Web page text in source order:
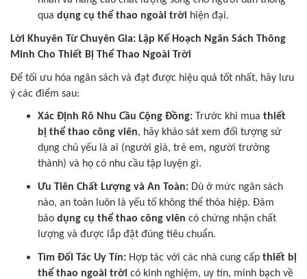
qua dụng cụ thể thao ngoài trời hiện đại.
Lời Khuyên Từ Chuyên Gia: Lập Kế Hoạch Ngân Sách Thông
Minh Cho Thiết Bị Thể Thao Ngoài Trời
Để tối ưu hóa ngân sách và đạt được hiệu quả tốt nhất, hãy lưu
ý các điểm sau:
Xác Định Rõ Nhu Cầu Cộng Đồng: Trước khi mua thiết
bị thể thao công viên, hãy khảo sát xem đối tượng sử
dụng chủ yếu là ai (người già, trẻ em, người trưởng
thành) và họ có nhu cầu tập luyện gì.
Ưu Tiên Chất Lượng và An Toàn: Dù ở mức ngân sách
nào, an toàn luôn là yếu tố không thể thỏa hiệp. Đảm
bảo dụng cụ thể thao công viên có chứng nhận chất
lượng và được lắp đặt đúng tiêu chuẩn.
Tìm Đối Tác Uy Tín: Hợp tác với các nhà cung cấp thiết bị
thể thao ngoài trời có kinh nghiệm, uy tín, minh bạch về